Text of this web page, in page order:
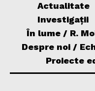
Actualitate
Investigații
În lume / R.
Despre noi /
Proiecte